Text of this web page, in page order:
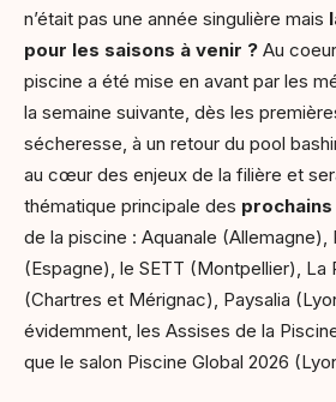
n’était pas une année singulière mais
pour les saisons à venir ? Au
piscine a été mise en avant par les
la semaine suivante, dès les
sécheresse, à un retour du pool
au cœur des enjeux de la filière et
thématique principale des
de la piscine : Aquanale (Allemagne),
(Espagne), le SETT (Montpellier), La
(Chartres et Mérignac), Paysalia
évidemment, les Assises de la
que le salon Piscine Global 2026